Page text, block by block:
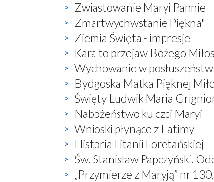
Zwiastowanie Maryi Pannie
Zmartwychwstanie Piękna"
Ziemia Święta - impresje
Kara to przejaw Bożego
Wychowanie w
Bydgoska Matka Pięknej
Święty Ludwik Maria
Nabożeństwo ku czci Maryi
Wnioski płynące z Fatimy
Historia Litanii Loretańskiej
Św. Stanisław Papczyński.
„Przymierze z Maryją” nr